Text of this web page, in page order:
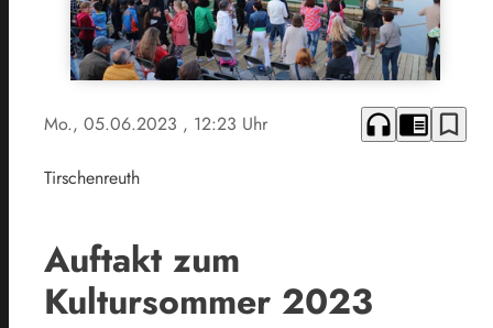
Mo., 05.06.2023 , 12:23 Uhr headphones chrome_reader_mode bookmark_border
Tirschenreuth
Auftakt zum
Kultursommer 2023